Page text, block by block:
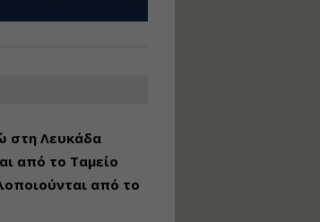
στη Λευκάδα
από το Ταμείο
από τοκoλυμβητικής
υδατοδεξαμενής